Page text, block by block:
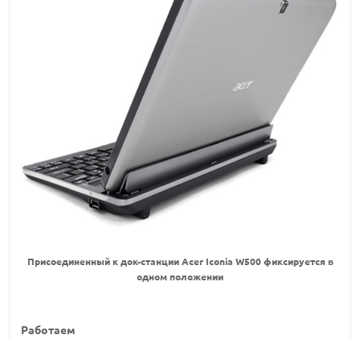
Присоединенный к док-станции Acer Iconia W500 фиксируется в
одном положении
Работаем